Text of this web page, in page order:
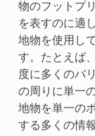
物のフットプ
を表すのに適
地物を使用し
す。たとえば
度に多くのバ
の周りに単一
地物を単一の
する多くの情